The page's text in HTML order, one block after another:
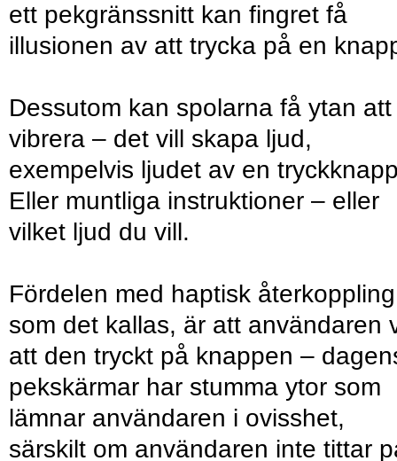
ett pekgränssnitt kan fingret få
illusionen av att trycka på en
Dessutom kan spolarna få ytan att
vibrera – det vill skapa ljud,
exempelvis ljudet av en
Eller muntliga instruktioner – eller
vilket ljud du vill.
Fördelen med haptisk
som det kallas, är att användaren
att den tryckt på knappen –
pekskärmar har stumma ytor som
lämnar användaren i ovisshet,
särskilt om användaren inte tittar